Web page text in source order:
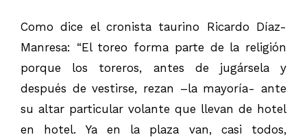
Como dice el cronista taurino Ricardo Díaz-
Manresa: “El toreo forma parte de la religión
porque los toreros, antes de jugársela y
después de vestirse, rezan –la mayoría- ante
su altar particular volante que llevan de hotel
en hotel. Ya en la plaza van, casi todos,